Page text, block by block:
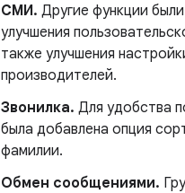
СМИ. Другие функции
улучшения
также улучшения
производителей.
Звонилка. Для удобства
была добавлена ​​опция
фамилии.
Обмен сообщениями.